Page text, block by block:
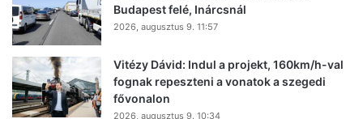
Budapest felé, Inárcsnál
2026, augusztus 9. 11:57
Vitézy Dávid: Indul a projekt, 160km/h-val
fognak repeszteni a vonatok a szegedi
fővonalon
2026, augusztus 9. 10:34